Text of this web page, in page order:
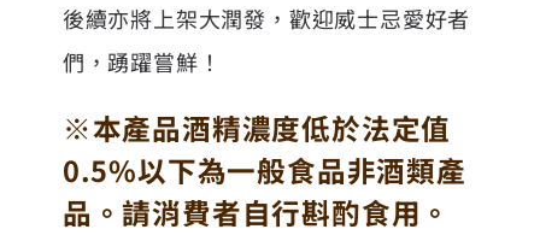
後續亦將上架大潤發，歡迎威士忌愛好者
們，踴躍嘗鮮！
※本產品酒精濃度低於法定值
0.5%以下為一般食品非酒類產
品。請消費者自行斟酌食用。